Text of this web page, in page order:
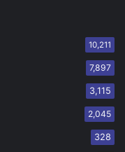
10,211
7,897
3,115
2,045
328